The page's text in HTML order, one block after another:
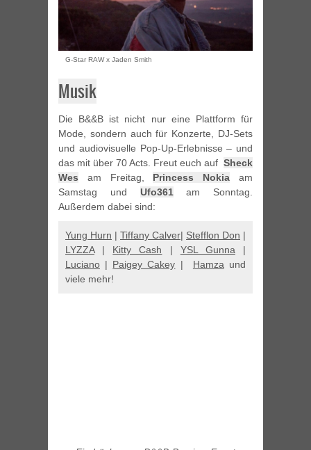
G-Star RAW x Jaden Smith
Musik
Die B&&B ist nicht nur eine Plattform für
Mode, sondern auch für Konzerte, DJ-Sets
und audiovisuelle Pop-Up-Erlebnisse – und
das mit über 70 Acts. Freut euch auf Sheck
Wes am Freitag, Princess Nokia am
Samstag und Ufo361am Sonntag.
Außerdem dabei sind:
Yung Hurn | Tiffany Calver| Stefflon Don |
LYZZA| Kitty Cash | YSL Gunna|
Luciano | Paigey Cakey | Hamzaund
viele mehr!